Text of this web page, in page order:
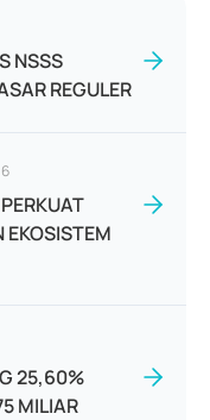
NSSS
REGULER
EKOSISTEM
25,60%
MILIAR